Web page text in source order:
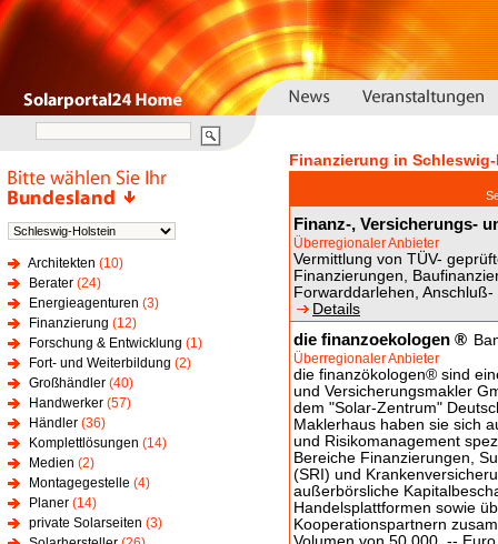
Architekten (10)
Berater (24)
Energieagenturen (3)
Finanzierung (12)
Forschung & Entwicklung (1)
Fort- und Weiterbildung (2)
Großhändler (40)
Handwerker (57)
Händler (36)
Komplettlösungen (14)
Medien (2)
Montagegestelle (4)
Planer (14)
private Solarseiten (3)
Finanzierung in
Finanz-, Versicherungs-
Überregionaler Anbieter
Vermittlung von TÜV-
Finanzierungen,
Forwarddarlehen,
Details
die finanzoekologen ®
Überregionaler Anbieter
die finanzökologen® sind
und Versicherungsmakler
dem "Solar-Zentrum"
Maklerhaus haben sie sich
und Risikomanagement
Bereiche Finanzierungen,
(SRI) und
außerbörsliche
Handelsplattformen sowie
Kooperationspartnern